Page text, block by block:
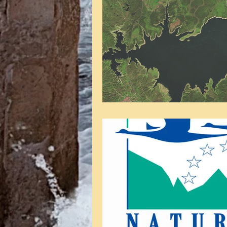
Administración
Dictamen pericial
Abstención y recusación
discrecionalidad
vía de hecho
Transparencia Unión